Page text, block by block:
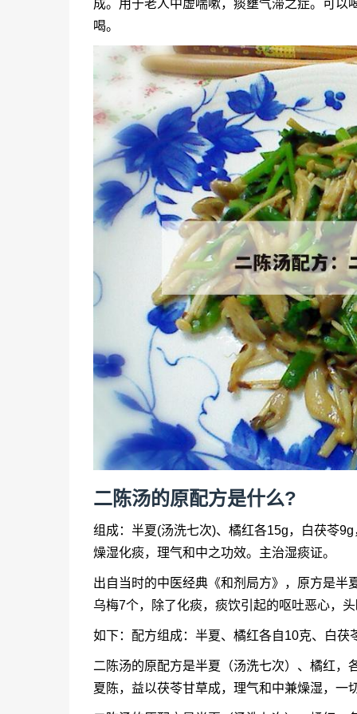
成。用于老人中虚喘嗽，痰壅气滞之症。可以
喝。
二陈汤的原配方是什么?
组成：半夏(汤洗七次)、橘红各15g，白茯苓
燥湿化痰，理气和中之功效。主治湿痰证。
出自当时的中医经典《和剂局方》，原方是半
乌梅7个，除了化痰，痰饮引起的呕吐恶心，
如下：配方组成：半夏、橘红各自10克、白茯
二陈汤的原配方是半夏（汤洗七次）、橘红，
夏陈，益以茯苓甘草成，理气和中兼燥湿，一